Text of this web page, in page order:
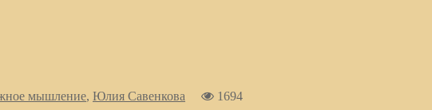
мышление, Юлия Савенкова
1694